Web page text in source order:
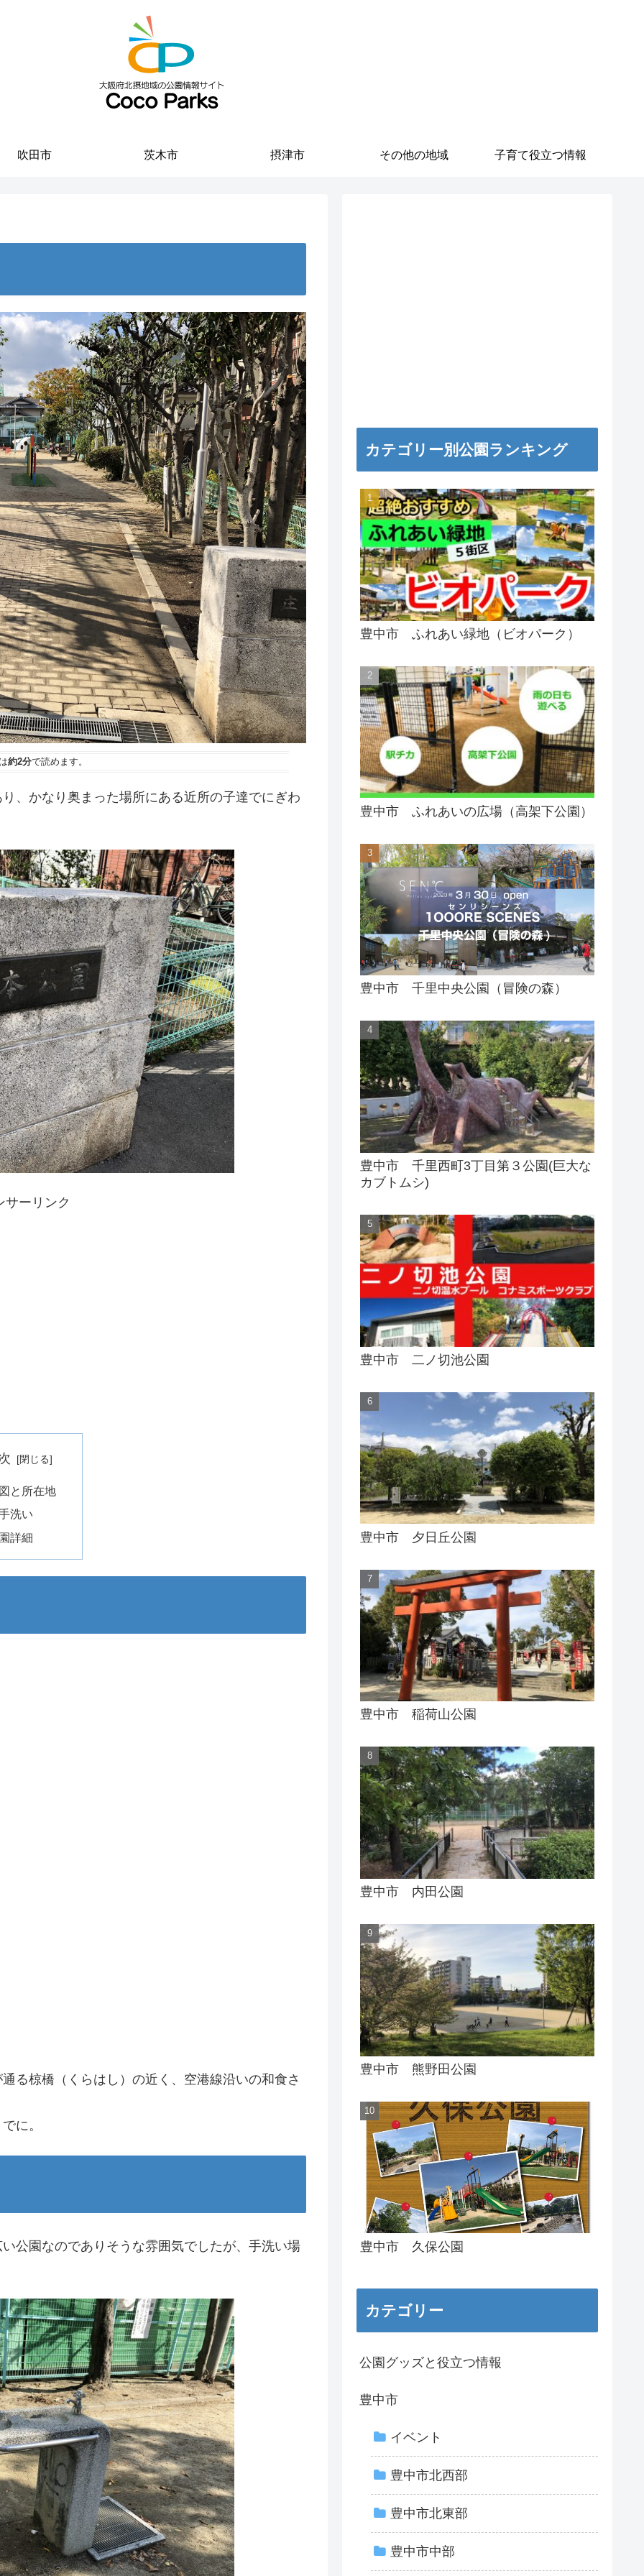
吹田市 茨木市 摂津市 その他の地域 子育て役立つ情報
約2分で読めます。
、かなり奥まった場所にある近所の子達でにぎわ
サーリンク
と所在地
洗い
詳細
る椋橋（くらはし）の近く、空港線沿いの和食さ
に。
公園なのでありそうな雰囲気でしたが、手洗い場
カテゴリー別公園ランキング
豊中市 ふれあい緑地（ビオパーク）
豊中市 ふれあいの広場（高架下公園）
豊中市 千里中央公園（冒険の森）
豊中市 千里西町3丁目第３公園(巨大な
カブトムシ)
豊中市 二ノ切池公園
豊中市 夕日丘公園
豊中市 稲荷山公園
豊中市 内田公園
豊中市 熊野田公園
豊中市 久保公園
カテゴリー
公園グッズと役立つ情報
豊中市
イベント
豊中市北西部
豊中市北東部
豊中市中部